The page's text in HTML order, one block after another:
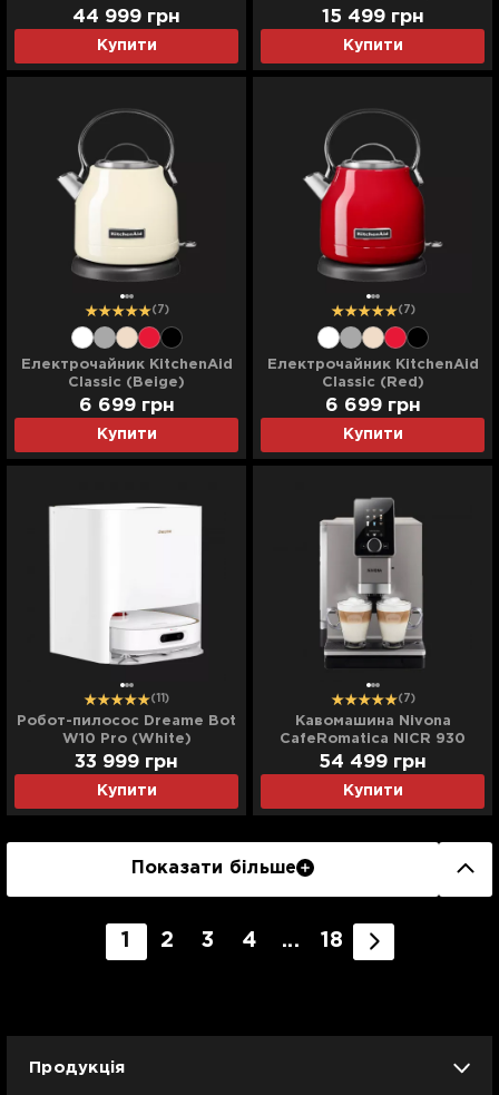
(Black) (UA)
Купити
44 999 грн
Купити
15 499 грн
(7)
Електрочайник KitchenAid
Classic (Beige)
Купити
6 699 грн
(7)
Електрочайник KitchenAid
Classic (Red)
Купити
6 699 грн
(11)
Робот-пилосос Dreame Bot
W10 Pro (White)
Купити
33 999 грн
(7)
Кавомашина Nivona
CafeRomatica NICR 930
(Titanium)
Купити
54 499 грн
Показати більше
1 2 3 4 ... 18
Продукція